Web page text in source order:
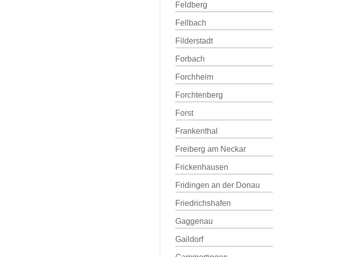
Feldberg
Fellbach
Filderstadt
Forbach
Forchheim
Forchtenberg
Forst
Frankenthal
Freiberg am Neckar
Frickenhausen
Fridingen an der Donau
Friedrichshafen
Gaggenau
Gaildorf